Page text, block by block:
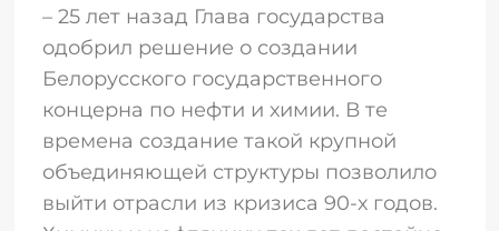
– 25 лет назад Глава государства
одобрил решение о создании
Белорусского государственного
концерна по нефти и химии. В те
времена создание такой крупной
объединяющей структуры позволило
выйти отрасли из кризиса 90-х годов.